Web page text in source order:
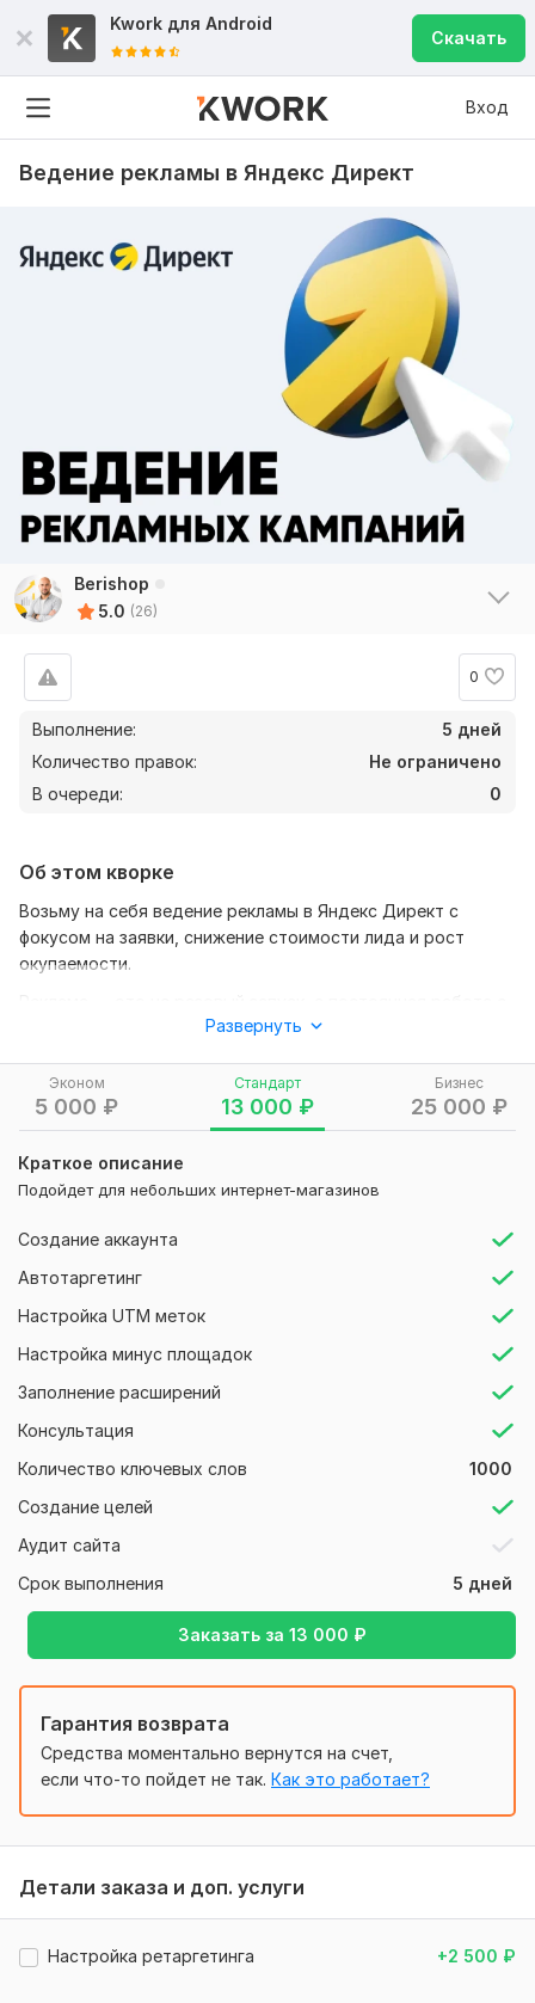
Kwork для Android
Скачать
Вход
Ведение рекламы в Яндекс Директ
Berishop
5.0 (26)
0
Выполнение:
5 дней
Количество правок:
Не ограничено
В очереди:
0
Эконом
5 000 ₽
Стандарт
13 000 ₽
Бизнес
25 000 ₽
Краткое описание
Подойдет для небольших интернет-магазинов
Создание аккаунта
Автотаргетинг
Настройка UTM меток
Настройка минус площадок
Заполнение расширений
Консультация
Количество ключевых слов
1000
Создание целей
Аудит сайта
Срок выполнения
5 дней
Заказать за 13 000 ₽
Об этом кворке
Возьму на себя ведение рекламы в Яндекс Директ с
фокусом на заявки, снижение стоимости лида и рост
окупаемости.
данными и оптимизация. Моя задача — сделать так,
результат.
После старта кампания проходит этап обучения (2–4
связки. В этот период возможны колебания по заявкам и
стоимости — это нормально. Далее начинается
Важно: масштабные преобразования кампаний в ведение
помогу создать), указание бюджета и заполненный бриф.
Файлы
Сертификат специалиста по Яндекс Директ.pdf
Нужно для заказа:
Доступ к метрике
Развернуть
Гарантия возврата
Средства моментально вернутся на счет,
если что-то пойдет не так. Как это работает?
Детали заказа и доп. услуги
Настройка ретаргетинга +2 500 ₽